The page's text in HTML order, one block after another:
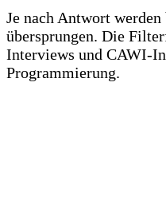
Je nach Antwort
übersprungen. Die
Interviews und CAWI-
Programmierung.